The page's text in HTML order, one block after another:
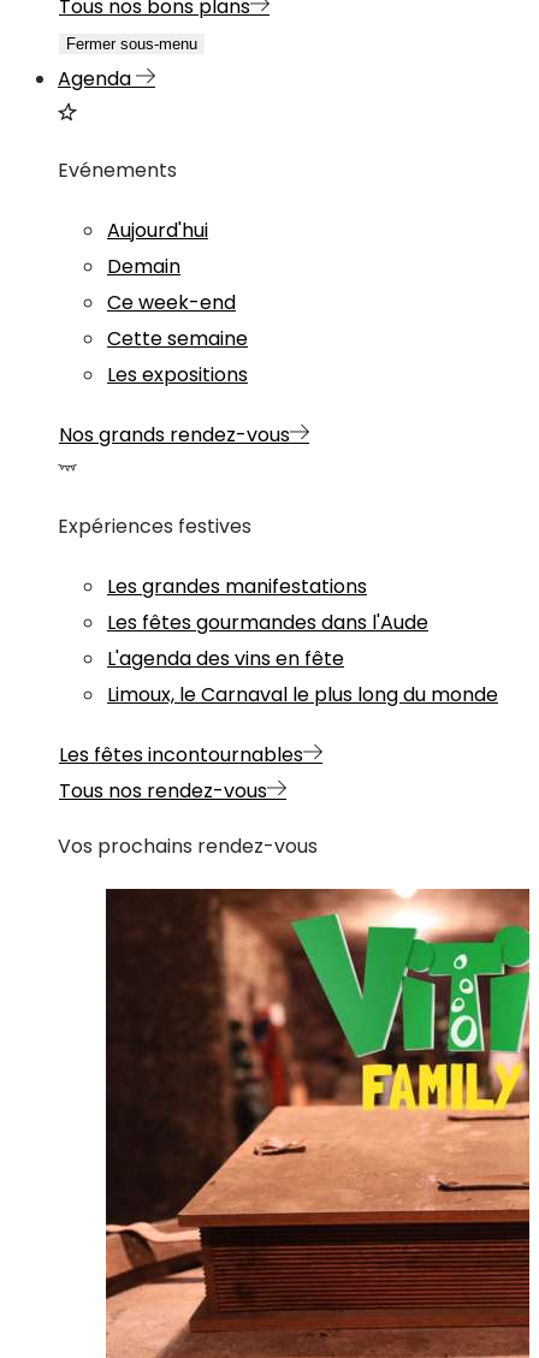
Tous nos bons plans
Fermer sous-menu
Agenda
Evénements
Aujourd'hui
Demain
Ce week-end
Cette semaine
Les expositions
Nos grands rendez-vous
Expériences festives
Les grandes manifestations
Les fêtes gourmandes dans l'Aude
L'agenda des vins en fête
Limoux, le Carnaval le plus long du monde
Les fêtes incontournables
Tous nos rendez-vous
Vos prochains rendez-vous